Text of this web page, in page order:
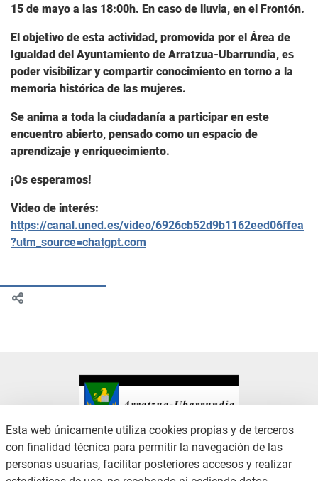
15 de mayo a las 18:00h. En caso de lluvia, en el Frontón.
El objetivo de esta actividad, promovida por el Área de
Igualdad del Ayuntamiento de Arratzua-Ubarrundia, es
poder visibilizar y compartir conocimiento en torno a la
memoria histórica de las mujeres.
Se anima a toda la ciudadanía a participar en este
encuentro abierto, pensado como un espacio de
aprendizaje y enriquecimiento.
¡Os esperamos!
Video de interés:
https://canal.uned.es/video/6926cb52d9b1162eed06ffea
?utm_source=chatgpt.com
CONTACTO
AVISO LEGAL
CANAL DE DENUNCIAS
POLÍTICA DE PRIVACIDAD
Esta web únicamente utiliza cookies propias y de terceros
con finalidad técnica para permitir la navegación de las
personas usuarias, facilitar posteriores accesos y realizar